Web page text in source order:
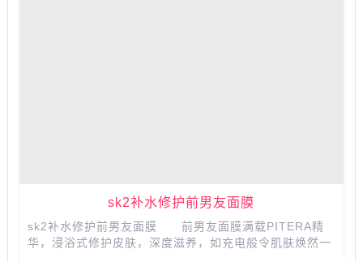
sk2补水修护前男友面膜
sk2补水修护前男友面膜 前男友面膜满载PITERA精
华，浸浴式修护皮肤，深度滋养，如充电般令肌肤焕然一